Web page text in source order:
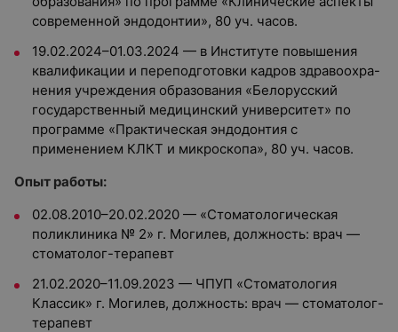
современной эндодонтии», 80 уч. часов.
19.02.2024–01.03.2024 — в Институте повышения
квалификации и переподготовки кадров здравоохра-
нения учреждения образования «Белорусский
государственный медицинский университет» по
программе «Практическая эндодонтия с
применением КЛКТ и микроскопа», 80 уч. часов.
Опыт работы:
02.08.2010–20.02.2020 — «Стоматологическая
поликлиника № 2» г. Могилев, должность: врач —
стоматолог-терапевт
21.02.2020–11.09.2023 — ЧПУП «Стоматология
Классик» г. Могилев, должность: врач — стоматолог-
терапевт